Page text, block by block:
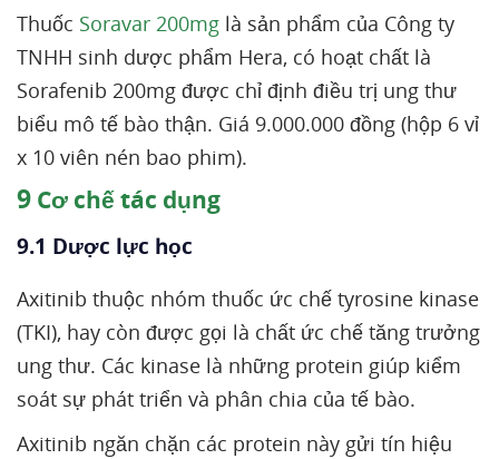
Thuốc Soravar 200mg là sản phẩm của Công ty
TNHH sinh dược phẩm Hera, có hoạt chất là
Sorafenib 200mg được chỉ định điều trị ung thư
biểu mô tế bào thận. Giá 9.000.000 đồng (hộp 6 vỉ
x 10 viên nén bao phim).
9 Cơ chế tác dụng
9.1 Dược lực học
Axitinib thuộc nhóm thuốc ức chế tyrosine kinase
(TKI), hay còn được gọi là chất ức chế tăng trưởng
ung thư. Các kinase là những protein giúp kiểm
soát sự phát triển và phân chia của tế bào.
Axitinib ngăn chặn các protein này gửi tín hiệu